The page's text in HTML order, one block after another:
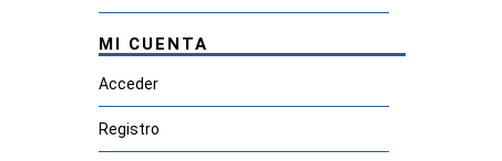
MI CUENTA
Acceder
Registro